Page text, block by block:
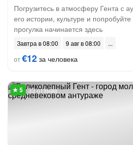
Погрузитесь в атмосферу Гента с
его истории, культуре и
прогулка начинается здесь
Завтра в 08:00
9 авг в 08:00
от€12 за человека
33 отзыва